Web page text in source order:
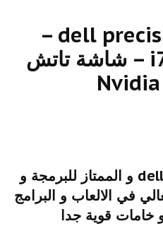
لابتوب dell precision 5510 –
معالج i7-6820HQ – شاشة تاتش
4K -كارت شاشة Nvidia
لابتوب dell precison 5510 و الممتاز للبرمجة و
في الالعاب و البرامج
خامات قوية جدا